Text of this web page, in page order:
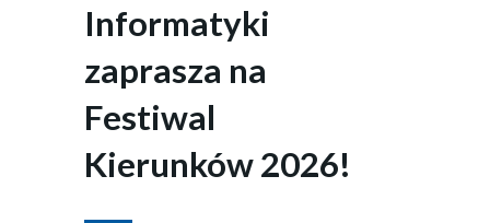
Informatyki
zaprasza na
Festiwal
Kierunków 2026!